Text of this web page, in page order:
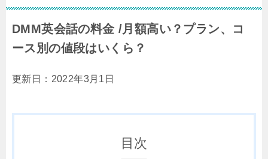
DMM英会話の料金 /月額高い？プラン、コ
ース別の値段はいくら？
更新日：2022年3月1日
目次